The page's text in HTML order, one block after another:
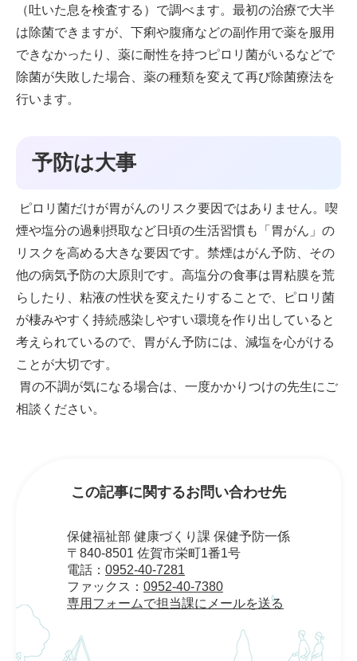
（吐いた息を検査する）で調べます。最初の治療で大半
は除菌できますが、下痢や腹痛などの副作用で薬を服用
できなかったり、薬に耐性を持つピロリ菌がいるなどで
除菌が失敗した場合、薬の種類を変えて再び除菌療法を
行います。
予防は大事
ピロリ菌だけが胃がんのリスク要因ではありません。喫
煙や塩分の過剰摂取など日頃の生活習慣も「胃がん」の
リスクを高める大きな要因です。禁煙はがん予防、その
他の病気予防の大原則です。高塩分の食事は胃粘膜を荒
らしたり、粘液の性状を変えたりすることで、ピロリ菌
が棲みやすく持続感染しやすい環境を作り出していると
考えられているので、胃がん予防には、減塩を心がける
ことが大切です。
胃の不調が気になる場合は、一度かかりつけの先生にご
相談ください。
この記事に関するお問い合わせ先
保健福祉部 健康づくり課 保健予防一係
〒840-8501 佐賀市栄町1番1号
電話： 0952-40-7281
ファックス： 0952-40-7380
専用フォームで担当課にメールを送る